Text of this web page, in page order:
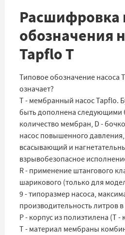
Расшифровка
обозначения
Tapflo T
Типовое обозначение насоса
означает?
T - мембранный насос Tapflo.
быть дополнена следующими
количество мембран, D -
насос повышенного
всасывающий и
взрывобезопасное
R - применение штангового
шарикового (только для
9 - типоразмер насоса,
производительность литров в
P - корпус из полиэтилена (T -
T - материал мембраны